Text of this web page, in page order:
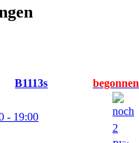
B1113s
- 19:00